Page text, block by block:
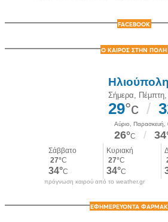
FACEBOOK
Ο ΚΑΙΡΟΣ ΣΤΗΝ ΠΟΛΗ
πρόγνωση καιρού από το weather.gr
ΕΦΗΜΕΡΕΥΟΝΤΑ